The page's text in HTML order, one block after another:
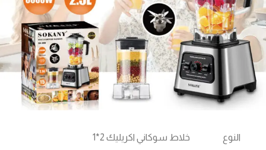
النوع خلاط سوكاني اكريليك 2*1